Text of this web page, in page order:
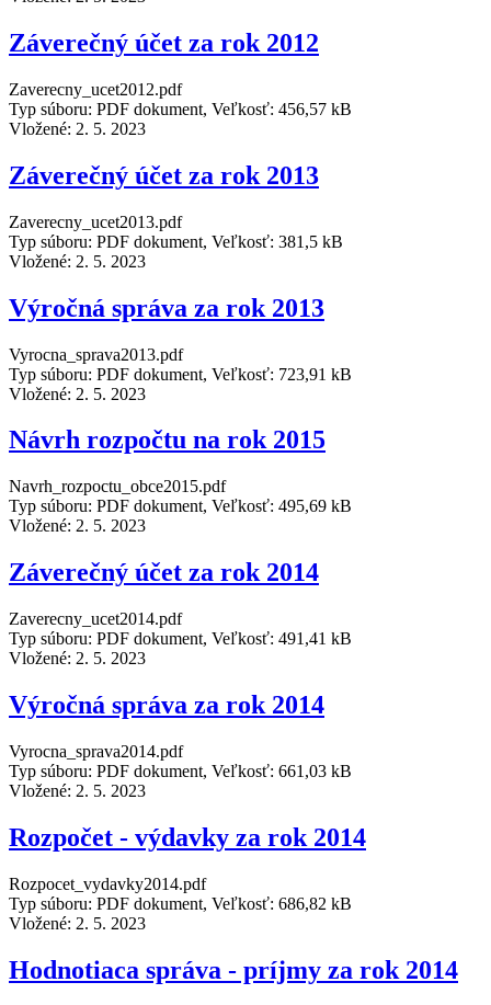
Záverečný účet za rok 2012
Zaverecny_ucet2012.pdf
Typ súboru: PDF dokument, Veľkosť: 456,57 kB
Vložené: 2. 5. 2023
Záverečný účet za rok 2013
Zaverecny_ucet2013.pdf
Typ súboru: PDF dokument, Veľkosť: 381,5 kB
Vložené: 2. 5. 2023
Výročná správa za rok 2013
Vyrocna_sprava2013.pdf
Typ súboru: PDF dokument, Veľkosť: 723,91 kB
Vložené: 2. 5. 2023
Návrh rozpočtu na rok 2015
Navrh_rozpoctu_obce2015.pdf
Typ súboru: PDF dokument, Veľkosť: 495,69 kB
Vložené: 2. 5. 2023
Záverečný účet za rok 2014
Zaverecny_ucet2014.pdf
Typ súboru: PDF dokument, Veľkosť: 491,41 kB
Vložené: 2. 5. 2023
Výročná správa za rok 2014
Vyrocna_sprava2014.pdf
Typ súboru: PDF dokument, Veľkosť: 661,03 kB
Vložené: 2. 5. 2023
Rozpočet - výdavky za rok 2014
Rozpocet_vydavky2014.pdf
Typ súboru: PDF dokument, Veľkosť: 686,82 kB
Vložené: 2. 5. 2023
Hodnotiaca správa - príjmy za rok 2014